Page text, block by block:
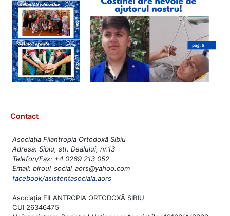
Contact
Asociația Filantropia Ortodoxă Sibiu
Adresa: Sibiu, str. Dealului, nr.13
Telefon/Fax: +4 0269 213 052
Email: biroul_social_aors@yahoo.com
facebook/asistentasociala.aors
Asociația FILANTROPIA ORTODOXĂ SIBIU
CUI 26346475